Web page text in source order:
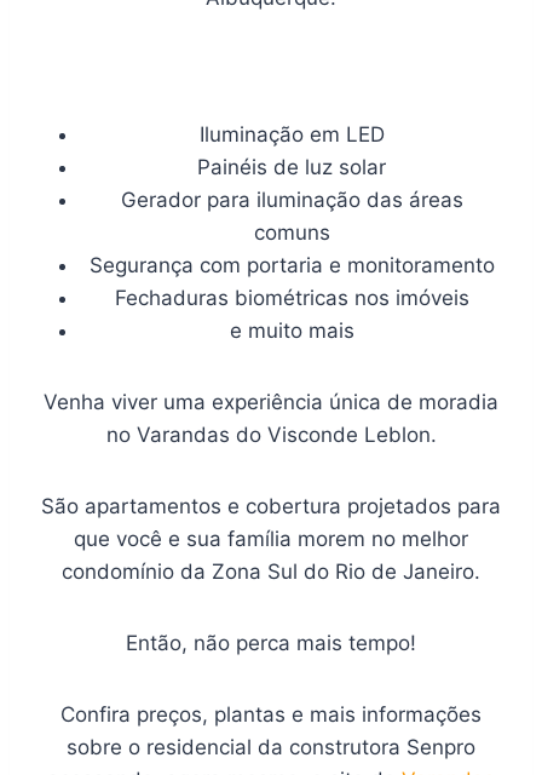
Iluminação em LED
Painéis de luz solar
Gerador para iluminação das áreas
comuns
Segurança com portaria e monitoramento
Fechaduras biométricas nos imóveis
e muito mais
Venha viver uma experiência única de moradia
no Varandas do Visconde Leblon.
São apartamentos e cobertura projetados para
que você e sua família morem no melhor
condomínio da Zona Sul do Rio de Janeiro.
Então, não perca mais tempo!
Confira preços, plantas e mais informações
sobre o residencial da construtora Senpro